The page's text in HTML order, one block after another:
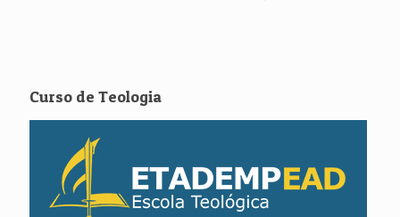
Curso de Teologia